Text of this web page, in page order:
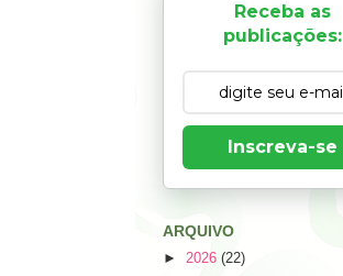
Receba as
publicações:
Inscreva-se
ARQUIVO
► 2026 (22)